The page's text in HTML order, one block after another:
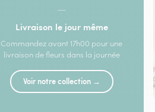
—
Livraison le jour même
Commandez avant 17h00 pour une
livraison de fleurs dans la journée
Voir notre collection →